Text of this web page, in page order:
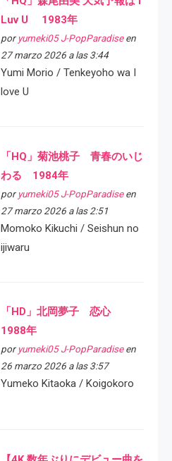
Luv U 1983年
por yumeki05 J-PopParadiseen
27 marzo 2026 a las 3:44
Yumi Morio / Tenkeyoho wa I
love U
「HQ」菊池桃子 青春のいじ
わる 1984年
por yumeki05 J-PopParadiseen
27 marzo 2026 a las 2:51
Momoko Kikuchi / Seishun no
ijiwaru
「HD」北岡夢子 恋心
1988年
por yumeki05 J-PopParadiseen
26 marzo 2026 a las 3:57
Yumeko Kitaoka / Koigokoro